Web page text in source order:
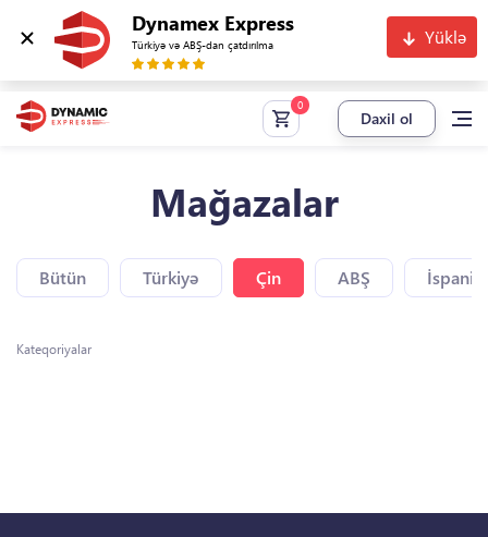
Dynamex Express
Türkiyə və ABŞ-dan çatdırılma Yüklə
Daxil ol
Mağazalar
Bütün Türkiyə Çin ABŞ
Kateqoriyalar